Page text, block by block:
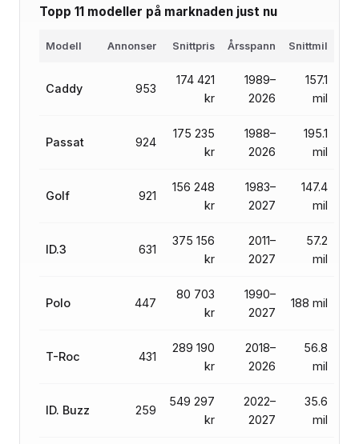
Topp 11 modeller på marknaden just nu
Modell Annonser Snittpris Årsspann Snittmil
Caddy 953
174 421
kr
1989–
2026
157.1
mil
Passat 924
175 235
kr
1988–
2026
195.1
mil
Golf 921
156 248
kr
1983–
2027
147.4
mil
ID.3 631
375 156
kr
2011–
2027
57.2
mil
Polo 447
80 703
kr
1990–
2027
188 mil
T-Roc 431
289 190
kr
2018–
2026
56.8
mil
ID. Buzz 259
549 297
kr
2022–
2027
35.6
mil